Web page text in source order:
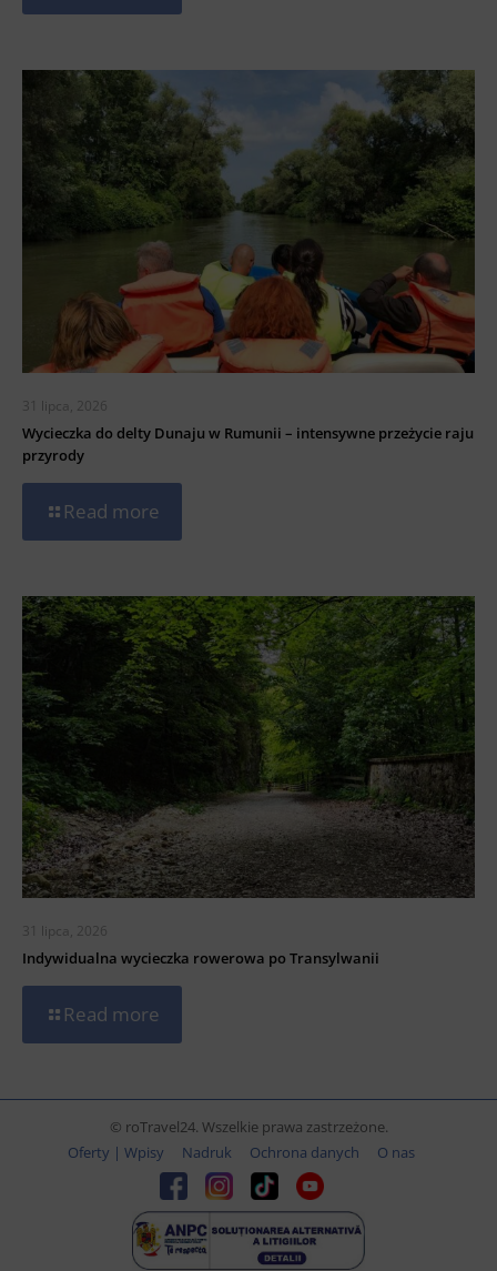
31 lipca, 2026
Wycieczka do delty Dunaju w Rumunii – intensywne przeżycie raju
przyrody
Read more
31 lipca, 2026
Indywidualna wycieczka rowerowa po Transylwanii
Read more
© roTravel24. Wszelkie prawa zastrzeżone.
Oferty | Wpisy
Nadruk Ochrona danych O nas